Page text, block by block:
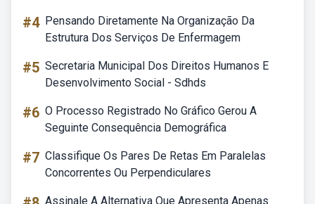
#4 Pensando Diretamente Na Organização Da
Estrutura Dos Serviços De Enfermagem
#5 Secretaria Municipal Dos Direitos Humanos E
Desenvolvimento Social - Sdhds
#6 O Processo Registrado No Gráfico Gerou A
Seguinte Consequência Demográfica
#7 Classifique Os Pares De Retas Em Paralelas
Concorrentes Ou Perpendiculares
Assinale A Alternativa Que Apresenta Apenas